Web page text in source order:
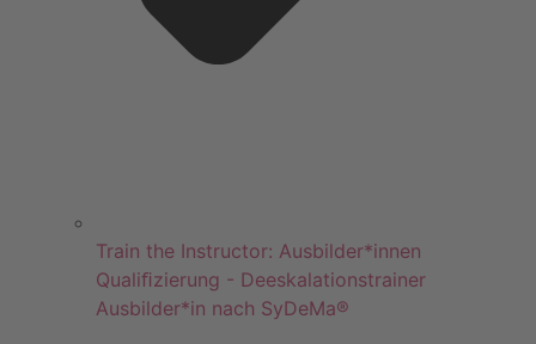
Train the Instructor: Ausbilder*innen
Qualiﬁzierung - Deeskalationstrainer
Ausbilder*in nach SyDeMa®